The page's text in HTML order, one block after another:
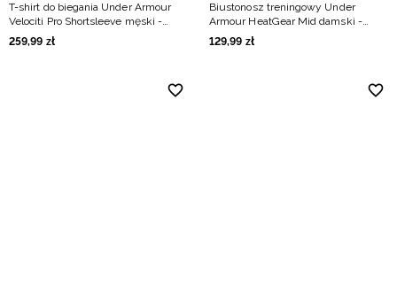
T-shirt do biegania Under Armour
Velociti Pro Shortsleeve męski -
miętowy
259,99 zł
Biustonosz treningowy Under
Armour HeatGear Mid damski -
czarny
129,99 zł